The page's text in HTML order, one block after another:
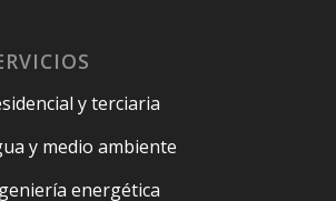
y terciaria
y medio ambiente
energética